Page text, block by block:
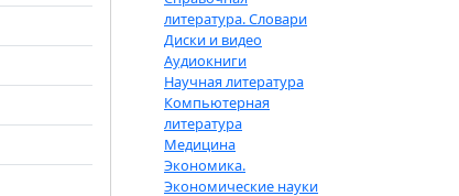
литература. Словари
Диски и видео
Аудиокниги
Научная литература
Компьютерная
литература
Медицина
Экономика.
Экономические науки